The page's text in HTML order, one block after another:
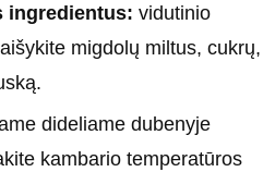
ingredientus: vidutinio
migdolų miltus, cukrų,
dideliame dubenyje
kambario temperatūros